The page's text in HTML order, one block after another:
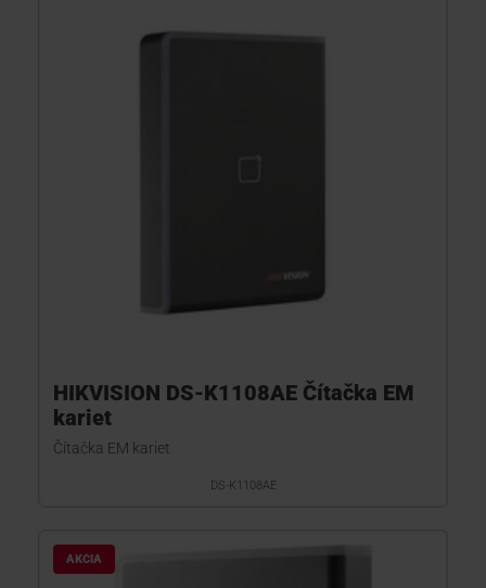
HIKVISION DS-K1108AE Čítačka EM
kariet
Čítačka EM kariet
DS-K1108AE
AKCIA